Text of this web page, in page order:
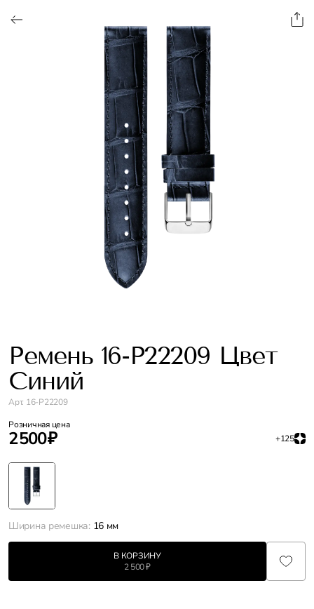
Ремень 16-P22209 Цвет
Синий
Арт. 16-P22209
Ширина ремешка: 16 мм
Розничная цена
2 500 ₽ +125
В КОРЗИНУ
2 500 ₽